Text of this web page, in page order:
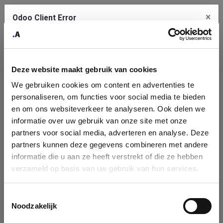
Deze website maakt gebruik van cookies
We gebruiken cookies om content en advertenties te
personaliseren, om functies voor social media te bieden
en om ons websiteverkeer te analyseren. Ook delen we
informatie over uw gebruik van onze site met onze
partners voor social media, adverteren en analyse. Deze
partners kunnen deze gegevens combineren met andere
informatie die u aan ze heeft verstrekt of die ze hebben
verzameld op basis van uw gebruik van hun services.
Noodzakelijk
Company
Identification
Please fill in your company details
You can search a company in our database by name, VAT or
enterprise ID. When a company is selected it will auto-complete the
form. If you don't find your company in our database, you can create
Odoo Client Error ×
service.
See details
Ok